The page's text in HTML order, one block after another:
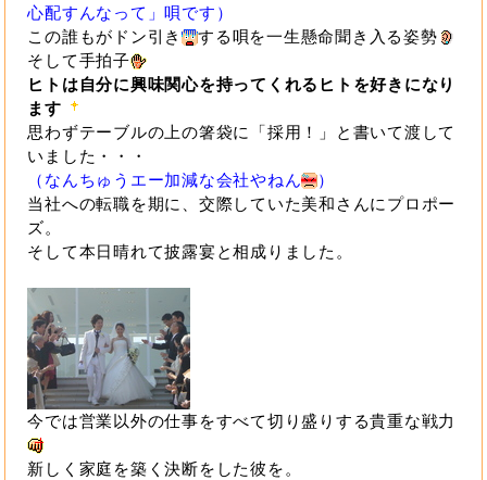
心配すんなって」唄です）
この誰もがドン引き
する唄を一生懸命聞き入る姿勢
そして手拍子
ヒトは自分に興味関心を持ってくれるヒトを好きになり
ます
思わずテーブルの上の箸袋に「採用！」と書いて渡して
いました・・・
（なんちゅうエー加減な会社やねん
）
当社への転職を期に、交際していた美和さんにプロポー
ズ。
そして本日晴れて披露宴と相成りました。
今では営業以外の仕事をすべて切り盛りする貴重な戦力
新しく家庭を築く決断をした彼を。